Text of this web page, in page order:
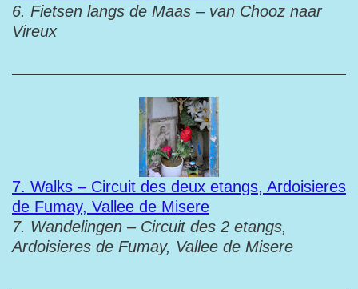
6. Fietsen langs de Maas – van Chooz naar
Vireux
7. Walks – Circuit des deux etangs, Ardoisieres
de Fumay, Vallee de Misere
7. Wandelingen – Circuit des 2 etangs,
Ardoisieres de Fumay, Vallee de Misere